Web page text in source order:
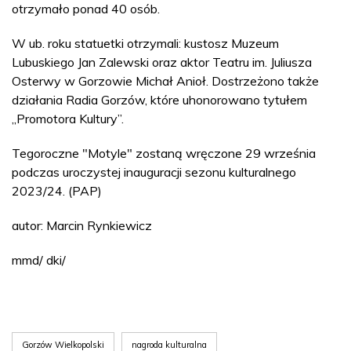
otrzymało ponad 40 osób.
W ub. roku statuetki otrzymali: kustosz Muzeum
Lubuskiego Jan Zalewski oraz aktor Teatru im. Juliusza
Osterwy w Gorzowie Michał Anioł. Dostrzeżono także
działania Radia Gorzów, które uhonorowano tytułem
„Promotora Kultury”.
Tegoroczne "Motyle" zostaną wręczone 29 września
podczas uroczystej inauguracji sezonu kulturalnego
2023/24. (PAP)
autor: Marcin Rynkiewicz
mmd/ dki/
Gorzów Wielkopolski nagroda kulturalna